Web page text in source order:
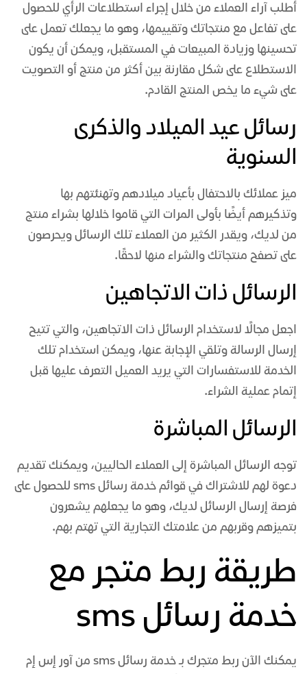
أطلب آراء العملاء من خلال إجراء استطلاعات الرأي للحصول
على تفاعل مع منتجاتك وتقييمها، وهو ما يجعلك تعمل على
تحسينها وزيادة المبيعات في المستقبل، ويمكن أن يكون
الاستطلاع على شكل مقارنة بين أكثر من منتج أو التصويت
على شيء ما يخص المنتج القادم.
رسائل عيد الميلاد والذكرى
السنوية
ميز عملائك بالاحتفال بأعياد ميلادهم وتهنئتهم بها
وتذكيرهم أيضًا بأولى المرات التي قاموا خلالها بشراء منتج
من لديك، ويقدر الكثير من العملاء تلك الرسائل ويحرصون
على تصفح منتجاتك والشراء منها لاحقًا.
الرسائل ذات الاتجاهين
اجعل مجالًا لاستخدام الرسائل ذات الاتجاهين، والتي تتيح
إرسال الرسالة وتلقي الإجابة عنها، ويمكن استخدام تلك
الخدمة للاستفسارات التي يريد العميل التعرف عليها قبل
إتمام عملية الشراء.
الرسائل المباشرة
توجه الرسائل المباشرة إلى العملاء الحاليين، ويمكنك تقديم
دعوة لهم للاشتراك في قوائم خدمة رسائل sms للحصول على
فرصة إرسال الرسائل لديك، وهو ما يجعلهم يشعرون
بتميزهم وقربهم من علامتك التجارية التي تهتم بهم.
طريقة ربط متجر مع
خدمة رسائل sms
يمكنك الآن ربط متجرك بـ خدمة رسائل sms من آور إس إم